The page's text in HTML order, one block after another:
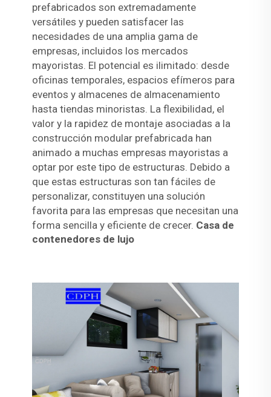
prefabricados son extremadamente
versátiles y pueden satisfacer las
necesidades de una amplia gama de
empresas, incluidos los mercados
mayoristas. El potencial es ilimitado: desde
oficinas temporales, espacios efímeros para
eventos y almacenes de almacenamiento
hasta tiendas minoristas. La flexibilidad, el
valor y la rapidez de montaje asociadas a la
construcción modular prefabricada han
animado a muchas empresas mayoristas a
optar por este tipo de estructuras. Debido a
que estas estructuras son tan fáciles de
personalizar, constituyen una solución
favorita para las empresas que necesitan una
forma sencilla y eficiente de crecer. Casa de
contenedores de lujo